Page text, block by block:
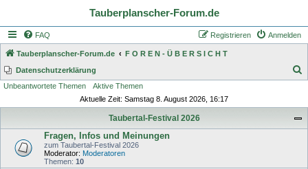
Tauberplanscher-Forum.de
FAQ Anmelden
Registrieren
Tauberplanscher-Forum.de
F O R E N - Ü B E R S I C H T
Datenschutzerklärung
Unbeantwortete Themen
Aktive Themen
Aktuelle Zeit: Samstag 8. August 2026, 16:17
Taubertal-Festival 2026
Fragen, Infos und Meinungen
zum Taubertal-Festival 2026
Moderator: Moderatoren
Themen: 10